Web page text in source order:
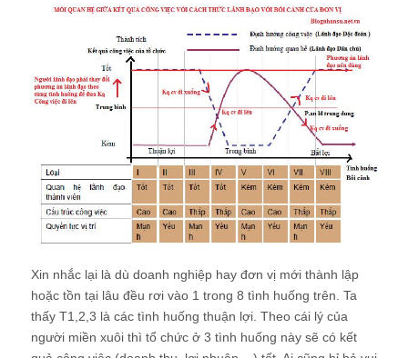
Xin nhắc lại là dù doanh nghiệp hay đơn vị mới thành lập
hoặc tồn tại lâu đều rơi vào 1 trong 8 tình huống trên. Ta
thấy T1,2,3 là các tình huống thuận lợi. Theo cái lý của
người miền xuôi thì tổ chức ở 3 tình huống này sẽ có kết